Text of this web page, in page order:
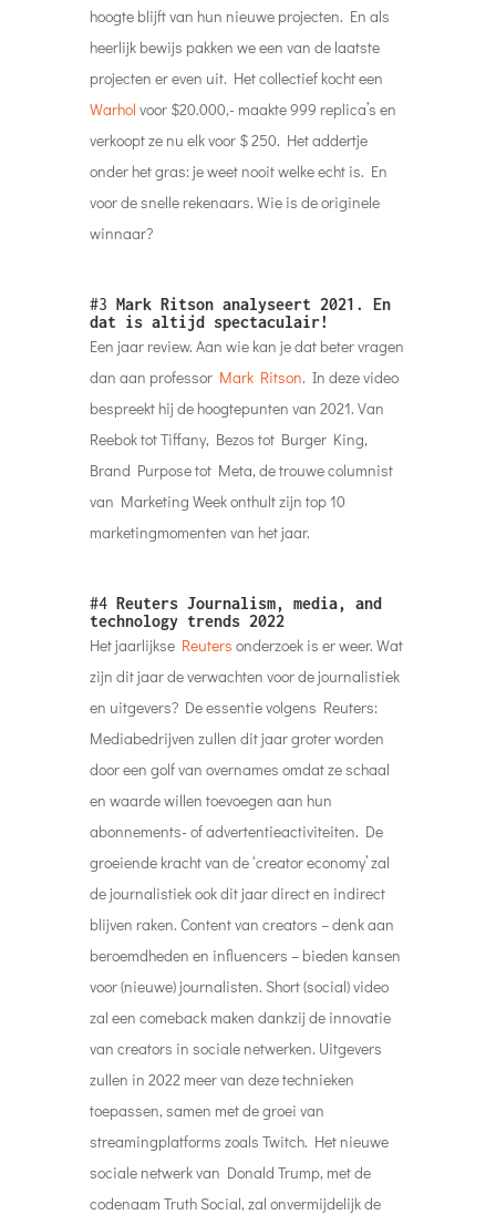
hoogte blijft van hun nieuwe projecten. En als
heerlijk bewijs pakken we een van de laatste
projecten er even uit. Het collectief kocht een
Warhol voor $20.000,- maakte 999 replica’s en
verkoopt ze nu elk voor $ 250. Het addertje
onder het gras: je weet nooit welke echt is. En
voor de snelle rekenaars. Wie is de originele
winnaar?
#3 Mark Ritson analyseert 2021. En
dat is altijd spectaculair!
Een jaar review. Aan wie kan je dat beter vragen
dan aan professor Mark Ritson. In deze video
bespreekt hij de hoogtepunten van 2021. Van
Reebok tot Tiffany, Bezos tot Burger King,
Brand Purpose tot Meta, de trouwe columnist
van Marketing Week onthult zijn top 10
marketingmomenten van het jaar.
#4 Reuters Journalism, media, and
technology trends 2022
Het jaarlijkse Reuters onderzoek is er weer. Wat
zijn dit jaar de verwachten voor de journalistiek
en uitgevers? De essentie volgens Reuters:
Mediabedrijven zullen dit jaar groter worden
door een golf van overnames omdat ze schaal
en waarde willen toevoegen aan hun
abonnements- of advertentieactiviteiten. De
groeiende kracht van de ‘creator economy’ zal
de journalistiek ook dit jaar direct en indirect
blijven raken. Content van creators – denk aan
beroemdheden en influencers – bieden kansen
voor (nieuwe) journalisten. Short (social) video
zal een comeback maken dankzij de innovatie
van creators in sociale netwerken. Uitgevers
zullen in 2022 meer van deze technieken
toepassen, samen met de groei van
streamingplatforms zoals Twitch. Het nieuwe
sociale netwerk van Donald Trump, met de
codenaam Truth Social, zal onvermijdelijk de